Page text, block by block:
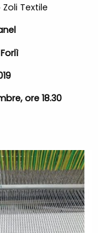
Textile
ore 18.30